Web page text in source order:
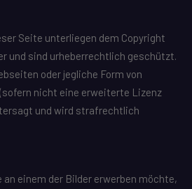
Seite unterliegen dem Copyright
und sind urheberrechtlich geschützt.
oder jegliche Form von
nicht eine erweiterte Lizenz
und wird strafrechtlich
einem der Bilder erwerben möchte,